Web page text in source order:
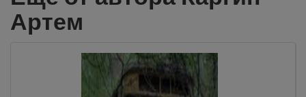
Артем